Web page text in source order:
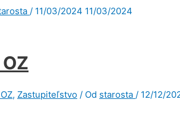
/ 11/03/2024 11/03/2024
, Zastupiteľstvo / Od starosta / 12/12/